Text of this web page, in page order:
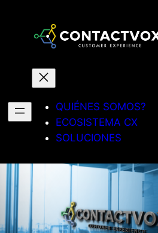
QUIÉNES SOMOS?
ECOSISTEMA CX
SOLUCIONES